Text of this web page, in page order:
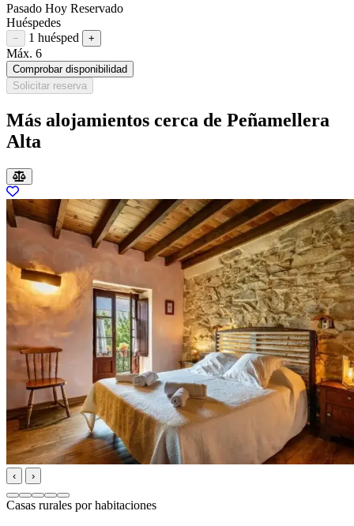
Pasado Hoy Reservado
Huéspedes
Restar huésped
− 1 huésped Sumar huésped
+
Máx. 6
Comprobar disponibilidad
Solicitar reserva
Más alojamientos cerca de Peñamellera
Alta
‹ ›
Casas rurales por habitaciones